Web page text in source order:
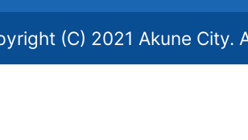
(C) 2021 Akune City.